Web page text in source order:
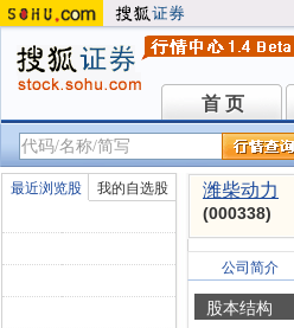
首 页
首 页
最近浏览股 我的自选股 潍柴动力
(000338)
公司简介
股本结构